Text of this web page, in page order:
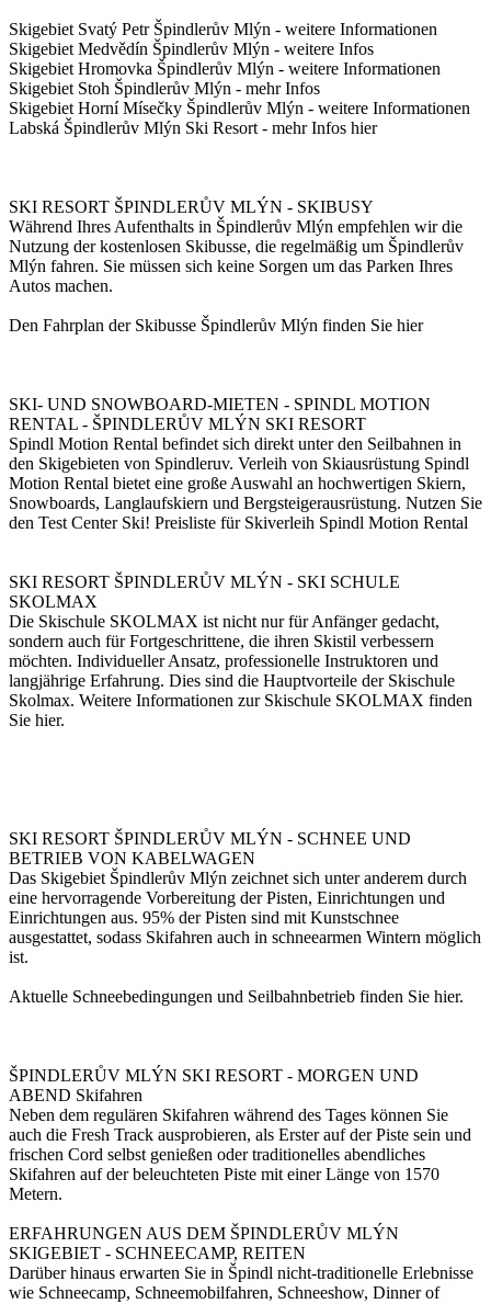
Skigebiet Svatý Petr Špindlerův Mlýn - weitere Informationen
Skigebiet Medvědín Špindlerův Mlýn - weitere Infos
Skigebiet Hromovka Špindlerův Mlýn - weitere Informationen
Skigebiet Stoh Špindlerův Mlýn - mehr Infos
Skigebiet Horní Mísečky Špindlerův Mlýn - weitere Informationen
Labská Špindlerův Mlýn Ski Resort - mehr Infos hier
SKI RESORT ŠPINDLERŮV MLÝN - SKIBUSY
Während Ihres Aufenthalts in Špindlerův Mlýn empfehlen wir die
Nutzung der kostenlosen Skibusse, die regelmäßig um Špindlerův
Mlýn fahren. Sie müssen sich keine Sorgen um das Parken Ihres
Autos machen.
Den Fahrplan der Skibusse Špindlerův Mlýn finden Sie hier
SKI- UND SNOWBOARD-MIETEN - SPINDL MOTION
RENTAL - ŠPINDLERŮV MLÝN SKI RESORT
Spindl Motion Rental befindet sich direkt unter den Seilbahnen in
den Skigebieten von Spindleruv. Verleih von Skiausrüstung Spindl
Motion Rental bietet eine große Auswahl an hochwertigen Skiern,
Snowboards, Langlaufskiern und Bergsteigerausrüstung. Nutzen Sie
den Test Center Ski! Preisliste für Skiverleih Spindl Motion Rental
SKI RESORT ŠPINDLERŮV MLÝN - SKI SCHULE
SKOLMAX
Die Skischule SKOLMAX ist nicht nur für Anfänger gedacht,
sondern auch für Fortgeschrittene, die ihren Skistil verbessern
möchten. Individueller Ansatz, professionelle Instruktoren und
langjährige Erfahrung. Dies sind die Hauptvorteile der Skischule
Skolmax. Weitere Informationen zur Skischule SKOLMAX finden
Sie hier.
SKI RESORT ŠPINDLERŮV MLÝN - SCHNEE UND
BETRIEB VON KABELWAGEN
Das Skigebiet Špindlerův Mlýn zeichnet sich unter anderem durch
eine hervorragende Vorbereitung der Pisten, Einrichtungen und
Einrichtungen aus. 95% der Pisten sind mit Kunstschnee
ausgestattet, sodass Skifahren auch in schneearmen Wintern möglich
ist.
Aktuelle Schneebedingungen und Seilbahnbetrieb finden Sie hier.
ŠPINDLERŮV MLÝN SKI RESORT - MORGEN UND
ABEND Skifahren
Neben dem regulären Skifahren während des Tages können Sie
auch die Fresh Track ausprobieren, als Erster auf der Piste sein und
frischen Cord selbst genießen oder traditionelles abendliches
Skifahren auf der beleuchteten Piste mit einer Länge von 1570
Metern.
ERFAHRUNGEN AUS DEM ŠPINDLERŮV MLÝN
SKIGEBIET - SCHNEECAMP, REITEN
Darüber hinaus erwarten Sie in Špindl nicht-traditionelle Erlebnisse
wie Schneecamp, Schneemobilfahren, Schneeshow, Dinner of